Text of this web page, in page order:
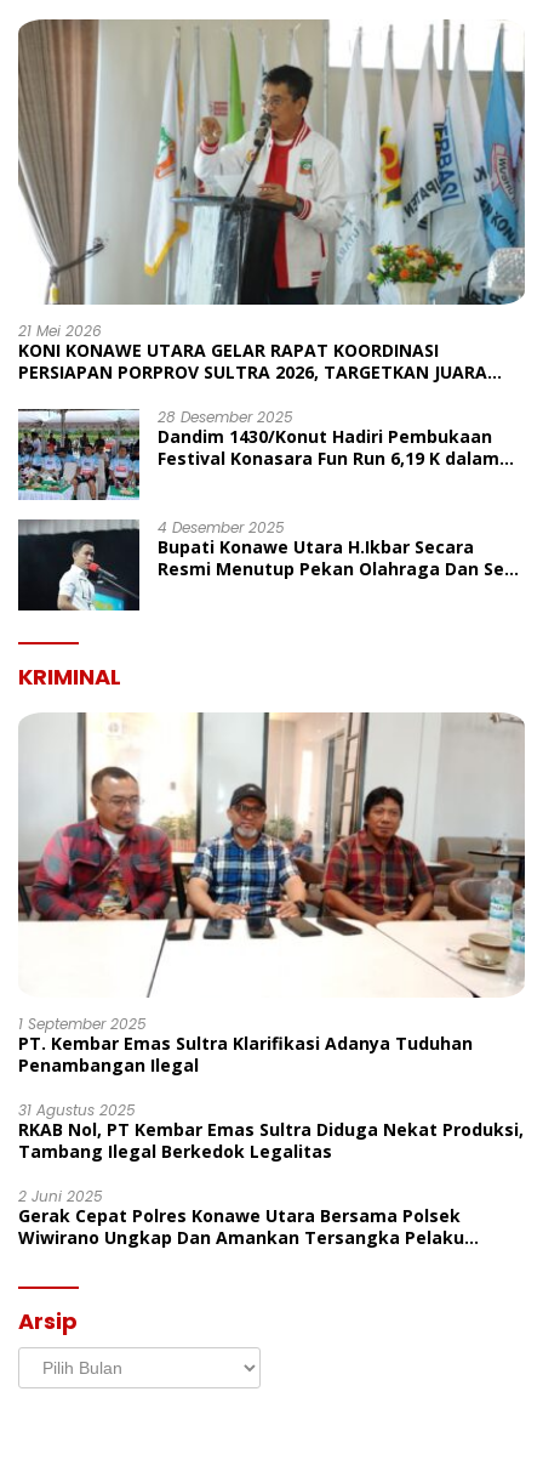
21 Mei 2026
KONI KONAWE UTARA GELAR RAPAT KOORDINASI
PERSIAPAN PORPROV SULTRA 2026, TARGETKAN JUARA
28 Desember 2025
Dandim 1430/Konut Hadiri Pembukaan
Festival Konasara Fun Run 6,19 K dalam
4 Desember 2025
Bupati Konawe Utara H.Ikbar Secara
Resmi Menutup Pekan Olahraga Dan Seni
KRIMINAL
1 September 2025
PT. Kembar Emas Sultra Klarifikasi Adanya Tuduhan
Penambangan Ilegal
31 Agustus 2025
RKAB Nol, PT Kembar Emas Sultra Diduga Nekat Produksi,
Tambang Ilegal Berkedok Legalitas
2 Juni 2025
Gerak Cepat Polres Konawe Utara Bersama Polsek
Wiwirano Ungkap Dan Amankan Tersangka Pelaku
Arsip
Arsip